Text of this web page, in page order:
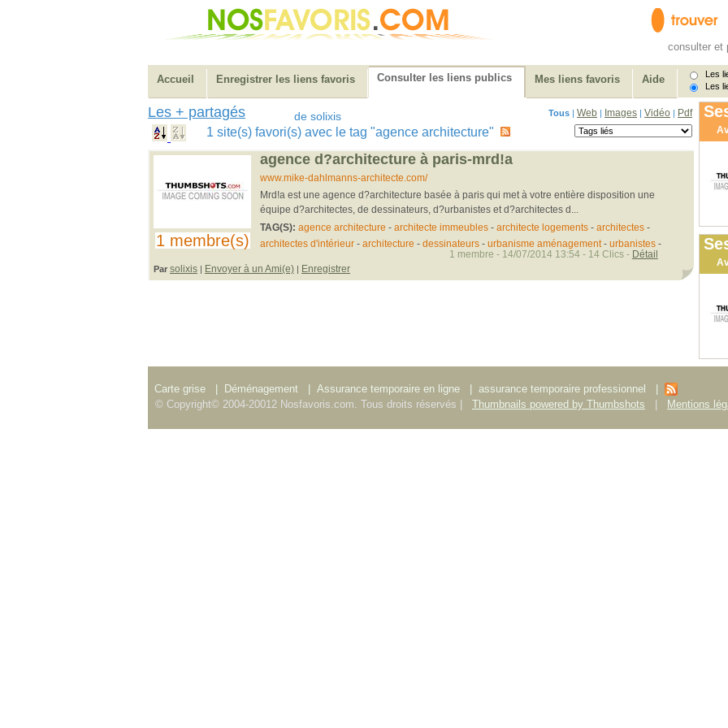
consulter et
Accueil Enregistrer les liens favoris Consulter les liens publics Mes liens favoris Aide
Les
Les
Les + partagés de solixis Tous | Web | Images | Vidéo | Pdf
1 site(s) favori(s) avec le tag "agence architecture"
1 membre(s)
agence d?architecture à paris-mrd!a
www.mike-dahlmanns-architecte.com/
Mrd!a est une agence d?architecture basée à paris qui met à votre entière disposition une
équipe d?architectes, de dessinateurs, d?urbanistes et d?architectes d...
TAG(S): agence architecture - architecte immeubles- architecte logements- architectes-
architectes d'intérieur- architecture - dessinateurs- urbanisme aménagement- urbanistes-
Par solixis | Envoyer à un Ami(e) | Enregistrer
1 membre - 14/07/2014 13:54 - 14 Clics - Détail
Carte grise Déménagement Assurance temporaire en ligne assurance temporaire professionnel
© Copyright© 2004-20012 Nosfavoris.com. Tous droits réservés |
Thumbnails powered by Thumbshots Mentions